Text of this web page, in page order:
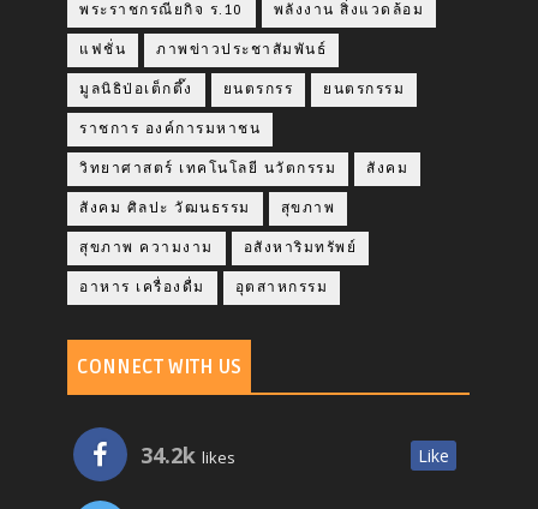
พระราชกรณียกิจ ร.10 พลังงาน สิ่งแวดล้อม
แฟชั่น ภาพข่าวประชาสัมพันธ์
มูลนิธิป่อเต็กตึ๊ง ยนตรกรร ยนตรกรรม
ราชการ องค์การมหาชน
วิทยาศาสตร์ เทคโนโลยี นวัตกรรม สังคม
สังคม ศิลปะ วัฒนธรรม สุขภาพ
สุขภาพ ความงาม อสังหาริมทรัพย์
อาหาร เครื่องดื่ม อุตสาหกรรม
CONNECT WITH US
34.2k likes Like